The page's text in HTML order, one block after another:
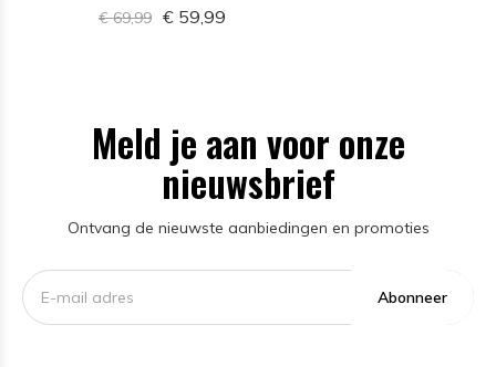
€ 69,99 € 59,99
Meld je aan voor onze
nieuwsbrief
Ontvang de nieuwste aanbiedingen en promoties
Abonneer